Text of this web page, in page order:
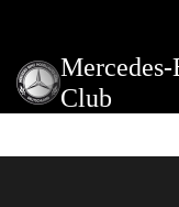
Club